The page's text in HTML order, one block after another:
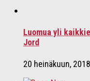
Luomua yli
Jord
20 heinäkuun, 2018